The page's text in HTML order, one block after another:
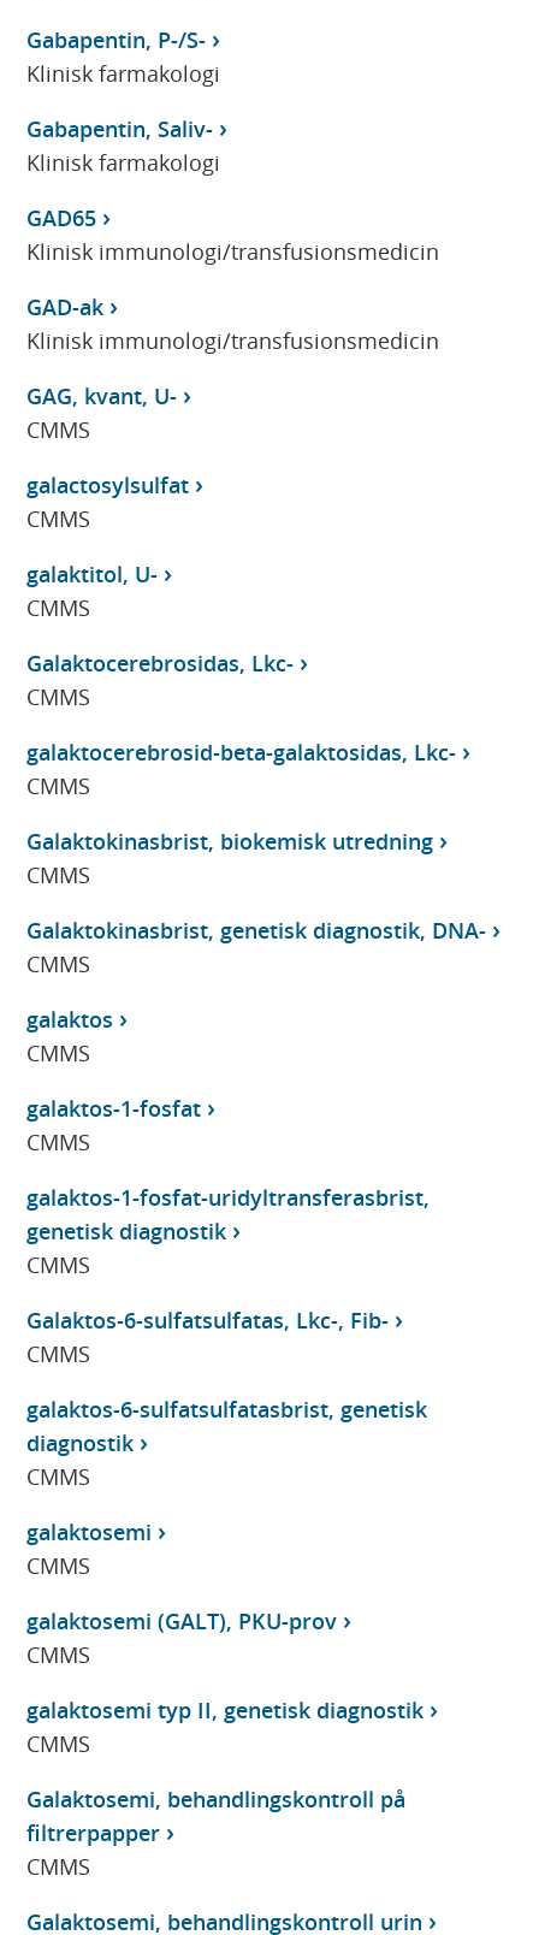
Gabapentin, P-/S-
Klinisk farmakologi
Gabapentin, Saliv-
Klinisk farmakologi
GAD65
Klinisk immunologi/transfusionsmedicin
GAD-ak
Klinisk immunologi/transfusionsmedicin
GAG, kvant, U-
CMMS
galactosylsulfat
CMMS
galaktitol, U-
CMMS
Galaktocerebrosidas, Lkc-
CMMS
galaktocerebrosid-beta-galaktosidas, Lkc-
CMMS
Galaktokinasbrist, biokemisk utredning
CMMS
Galaktokinasbrist, genetisk diagnostik, DNA-
CMMS
galaktos
CMMS
galaktos-1-fosfat
CMMS
galaktos-1-fosfat-uridyltransferasbrist,
genetisk diagnostik
CMMS
Galaktos-6-sulfatsulfatas, Lkc-, Fib-
CMMS
galaktos-6-sulfatsulfatasbrist, genetisk
diagnostik
CMMS
galaktosemi
CMMS
galaktosemi (GALT), PKU-prov
CMMS
galaktosemi typ II, genetisk diagnostik
CMMS
Galaktosemi, behandlingskontroll på
filtrerpapper
CMMS
Galaktosemi, behandlingskontroll urin